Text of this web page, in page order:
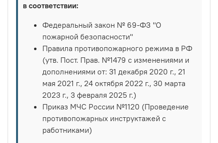
в соответствии:
Федеральный закон № 69-ФЗ "О
пожарной безопасности"
Правила противопожарного режима в РФ
(утв. Пост. Прав. №1479 с изменениями и
дополнениями от: 31 декабря 2020 г., 21
мая 2021 г., 24 октября 2022 г., 30 марта
2023 г., 3 февраля 2025 г.)
Приказ МЧС России №1120 (Проведение
противопожарных инструктажей с
работниками)